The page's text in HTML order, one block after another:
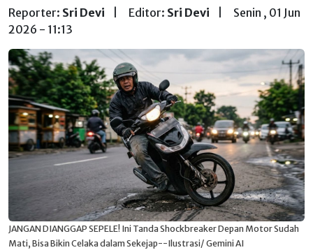
Reporter: Sri Devi Editor: Sri Devi
Senin , 01 Jun
2026 - 11:13
JANGAN DIANGGAP SEPELE! Ini Tanda Shockbreaker Depan Motor Sudah
Mati, Bisa Bikin Celaka dalam Sekejap--Ilustrasi/ Gemini AI